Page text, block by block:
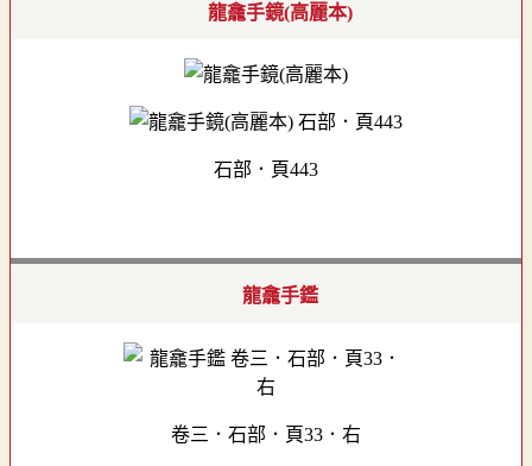
龍龕手鏡(高麗本)
石部．頁443
龍龕手鑑
卷三．石部．頁33．右